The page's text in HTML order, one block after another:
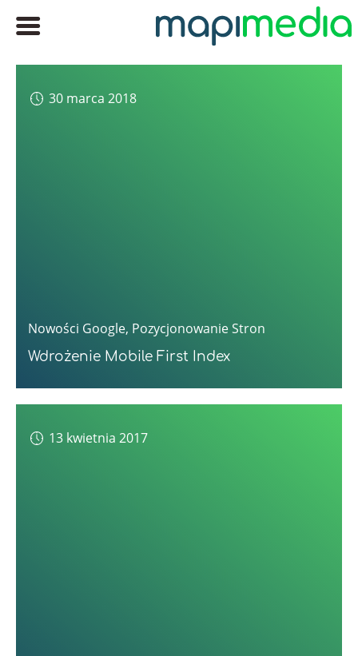
30 marca 2018
Nowości Google, Pozycjonowanie Stron
Wdrożenie Mobile First Index
13 kwietnia 2017